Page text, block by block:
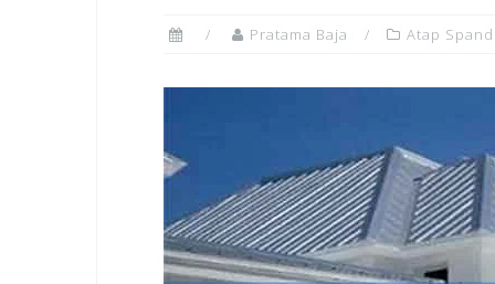
Pratama Baja Atap